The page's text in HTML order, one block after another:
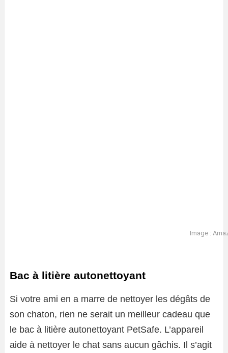
Image :
Bac à litière autonettoyant
Si votre ami en a marre de nettoyer les dégâts de
son chaton, rien ne serait un meilleur cadeau que
le bac à litière autonettoyant PetSafe. L’appareil
aide à nettoyer le chat sans aucun gâchis. Il s’agit